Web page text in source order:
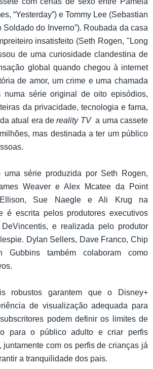
“Yesterday”) e Tommy Lee (Sebastian
Soldado do Inverno”). Roubada da casa
insatisfeito (Seth Rogen, "Long
de uma curiosidade clandestina de
global quando chegou à internet
de amor, um crime e uma chamada
numa série original de oito episódios,
da privacidade, tecnologia e fama,
atual era de reality TVa uma cassete
mas destinada a ter um público
uma série produzida por Seth Rogen,
Weaver e Alex Mcatee da Point
Sue Naegle e Ali Krug na
é escrita pelos produtores executivos
e realizada pelo produtor
Dylan Sellers, Dave Franco, Chip
Gubbins também colaboram como
robustos garantem que o Disney+
de visualização adequada para
podem definir os limites de
para o público adulto e criar perfis
juntamente com os perfis de crianças já
a tranquilidade dos pais.